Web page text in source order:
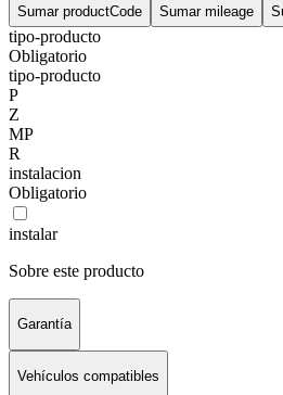
Sumar productCode
Sumar mileage
tipo-producto
Obligatorio
tipo-producto
P
Z
MP
R
instalacion
Obligatorio
instalar
Sobre este producto
Garantía
Vehículos compatibles